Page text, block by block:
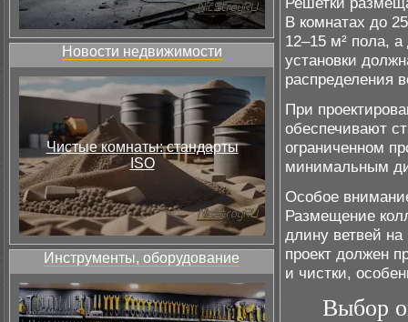
Новости недвижимости
Чистые комнаты: стандарты
ISO
Инструменты, оборудование
В комнатах до
12–15 м² пола,
установки
распределения
При
обеспечивают
ограниченном
минимальным
Особое
Размещение
длину ветвей
проект должен
и чистки,
Выбор